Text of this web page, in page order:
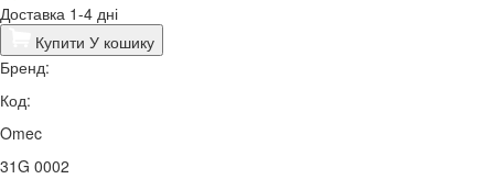
Доставка 1-4 дні
Купити У кошику
Бренд:
Код:
Omec
31G 0002